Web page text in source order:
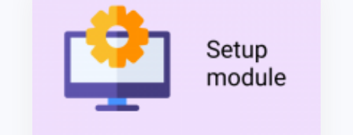
ваш бизнес еще успешнее!
Спасибо, что выбрали CS50!